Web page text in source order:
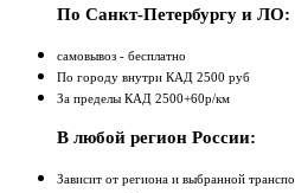
По Санкт-Петербургу и ЛО:
самовывоз - бесплатно
По городу внутри КАД 2500 руб
За пределы КАД 2500+60р/км
В любой регион России:
Зависит от региона и выбранной